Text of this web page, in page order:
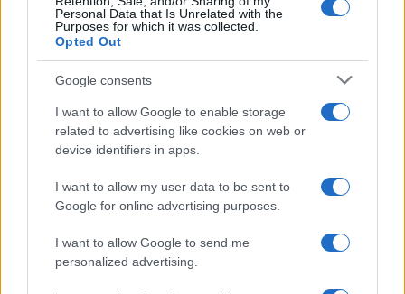
Personal Data that Is Unrelated with the
Purposes for which it was collected.
Opted Out
Google consents
I want to allow Google to enable storage
related to advertising like cookies on web or
device identifiers in apps.
I want to allow my user data to be sent to
Google for online advertising purposes.
I want to allow Google to send me
personalized advertising.
avevano visto e sentito, da voler lanciare un
doppio allarme, “con particolare riguardo alle
ricerche condotte nel laboratorio suicoronavirus
dei pipistrelli”.
Il primo dispaccio, ottenuto da Rogin, avverte che
pipistrelli e la loro potenziale trasmissione umana
rappresentava un rischio di una nuova pandemia
come la SARS”.